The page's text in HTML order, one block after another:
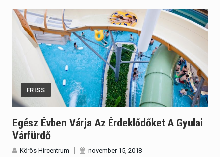
FRISS
Egész Évben Várja Az Érdeklődőket A Gyulai
Várfürdő
Körös Hírcentrum november 15, 2018